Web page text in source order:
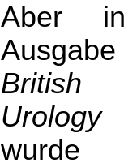
Aber
wurde